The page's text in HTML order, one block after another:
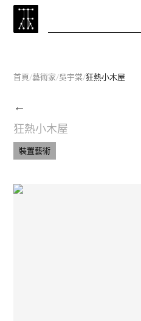
首頁/藝術家/吳宇棠/狂熱小木屋
←
狂熱小木屋
裝置藝術